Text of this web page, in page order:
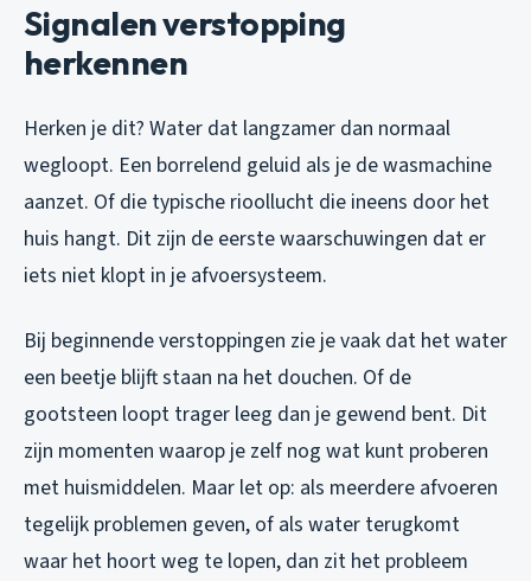
Signalen verstopping
herkennen
Herken je dit? Water dat langzamer dan normaal
wegloopt. Een borrelend geluid als je de wasmachine
aanzet. Of die typische rioollucht die ineens door het
huis hangt. Dit zijn de eerste waarschuwingen dat er
iets niet klopt in je afvoersysteem.
Bij beginnende verstoppingen zie je vaak dat het water
een beetje blijft staan na het douchen. Of de
gootsteen loopt trager leeg dan je gewend bent. Dit
zijn momenten waarop je zelf nog wat kunt proberen
met huismiddelen. Maar let op: als meerdere afvoeren
tegelijk problemen geven, of als water terugkomt
waar het hoort weg te lopen, dan zit het probleem